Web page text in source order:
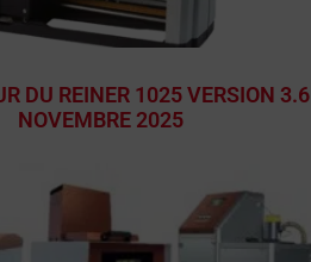
DU REINER 1025 VERSION 3.6
NOVEMBRE 2025